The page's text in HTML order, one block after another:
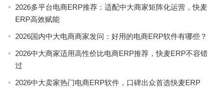
2026多平台电商ERP推荐：适配中大商家矩阵化运营，快麦
ERP高效赋能
2026国内中大电商商家发问：好用的电商ERP软件有哪些？
2026中大商家适用高性价比电商ERP推荐，快麦ERP不容错
过
2026中大卖家热门电商ERP软件，口碑出众首选快麦ERP